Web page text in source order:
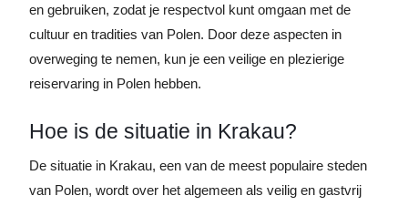
en gebruiken, zodat je respectvol kunt omgaan met de
cultuur en tradities van Polen. Door deze aspecten in
overweging te nemen, kun je een veilige en plezierige
reiservaring in Polen hebben.
Hoe is de situatie in Krakau?
De situatie in Krakau, een van de meest populaire steden
van Polen, wordt over het algemeen als veilig en gastvrij